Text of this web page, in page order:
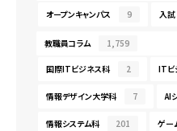
オープンキャンパス 9 入試
教職員コラム 1,759
国際ITビジネス科 2 ITビ
情報デザイン大学科 7 AI
情報システム科 201 ゲー